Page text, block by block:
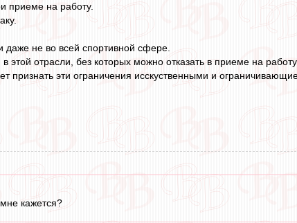
приеме на работу.
даже не во всей спортивной сфере.
этой отрасли, без которых можно отказать в приеме на работу.
признать эти ограничения исскуственными и
кажется?